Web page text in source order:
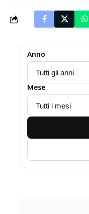
Anno
Mese